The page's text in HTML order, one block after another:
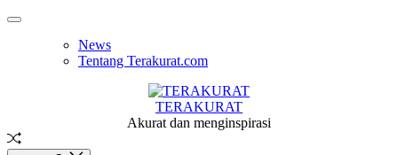
Skip
Off
News
Tentang Terakurat.com
TERAKURAT
Akurat dan menginspirasi
Random